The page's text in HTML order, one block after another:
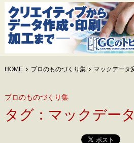
HOME プロのものづくり集 マックデータ
プロのものづくり集
タグ：マックデー